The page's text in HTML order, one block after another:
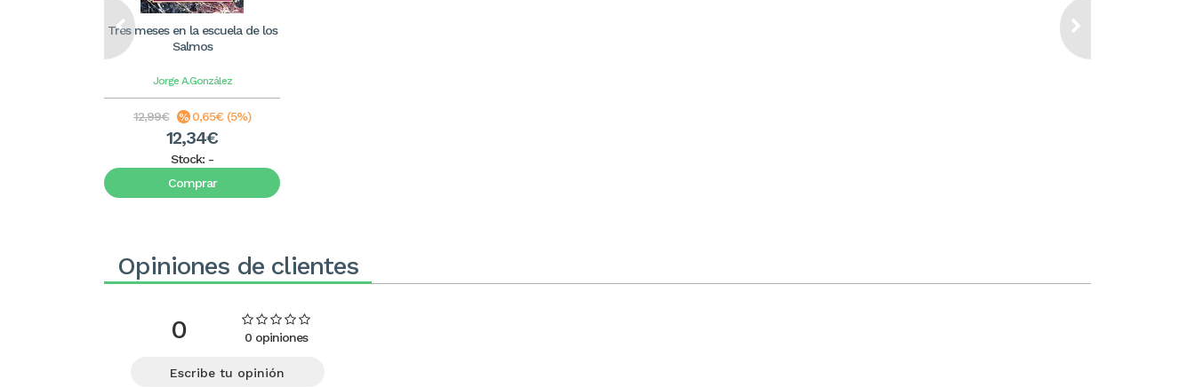
Tres meses en la escuela de los
Salmos
Jorge A.González
12,99€ 0,65€ (5%)
12,34€
Stock: -
Comprar
Opiniones de clientes
0 0 opiniones
Escribe tu opinión